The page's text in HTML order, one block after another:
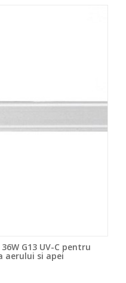
G13 UV-C pentru
aerului si apei